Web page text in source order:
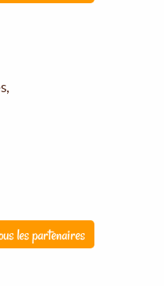
les partenaires